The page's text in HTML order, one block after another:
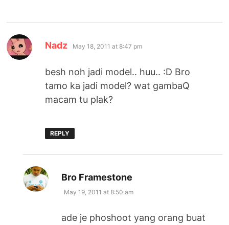
Nadz says:
May 18, 2011 at 8:47 pm
besh noh jadi model.. huu.. :D Bro
tamo ka jadi model? wat gambaQ
macam tu plak?
REPLY
Bro Framestone
May 19, 2011 at 8:50 am
ade je phoshoot yang orang buat